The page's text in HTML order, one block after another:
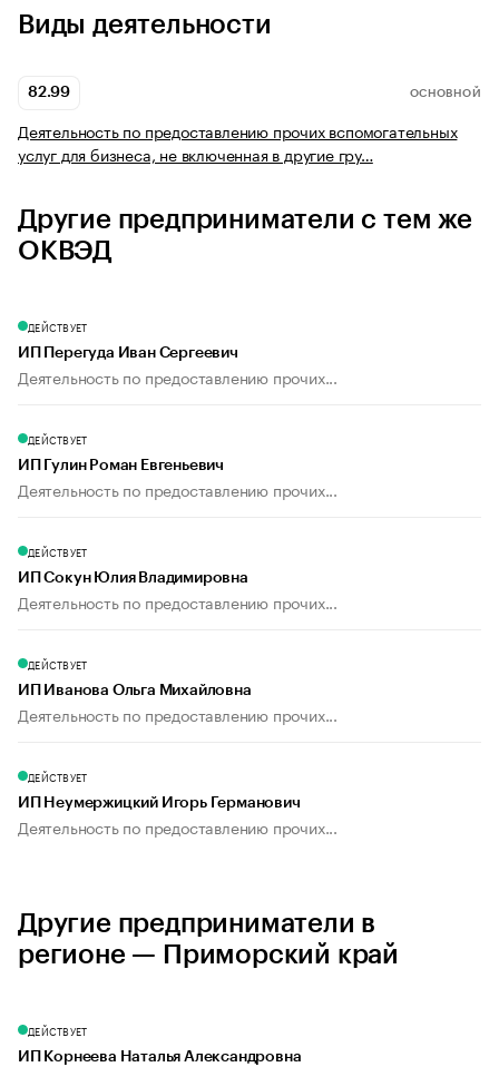
Виды деятельности
82.99 ОСНОВНОЙ
Деятельность по предоставлению прочих вспомогательных
услуг для бизнеса, не включенная в другие гру…
Другие предприниматели с тем же
ОКВЭД
ДЕЙСТВУЕТ
ИП Перегуда Иван Сергеевич
Деятельность по предоставлению прочих...
ДЕЙСТВУЕТ
ИП Гулин Роман Евгеньевич
Деятельность по предоставлению прочих...
ДЕЙСТВУЕТ
ИП Сокун Юлия Владимировна
Деятельность по предоставлению прочих...
ДЕЙСТВУЕТ
ИП Иванова Ольга Михайловна
Деятельность по предоставлению прочих...
ДЕЙСТВУЕТ
ИП Неумержицкий Игорь Германович
Деятельность по предоставлению прочих...
Другие предприниматели в
регионе — Приморский край
ДЕЙСТВУЕТ
ИП Корнеева Наталья Александровна